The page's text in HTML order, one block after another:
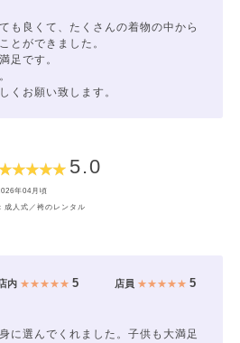
も良くて、たくさんの着物の中から
とができました。
足です。
くお願い致します。
5.0
年04月頃
成人式／袴のレンタル
内★★★★★ 5 店員 ★★★★★5
に選んでくれました。子供も大満足